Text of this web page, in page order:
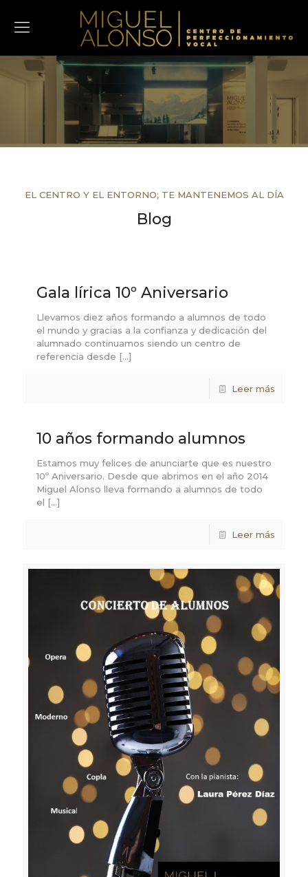
EL CENTRO Y EL ENTORNO; TE MANTENEMOS AL DÍA
Blog
Gala lírica 10º Aniversario
Llevamos diez años formando a alumnos de todo
el mundo y gracias a la confianza y dedicación del
alumnado continuamos siendo un centro de
referencia desde […]
Leer más
10 años formando alumnos
Estamos muy felices de anunciarte que es nuestro
10º Aniversario. Desde que abrimos en el año 2014
Miguel Alonso lleva formando a alumnos de todo
el […]
Leer más